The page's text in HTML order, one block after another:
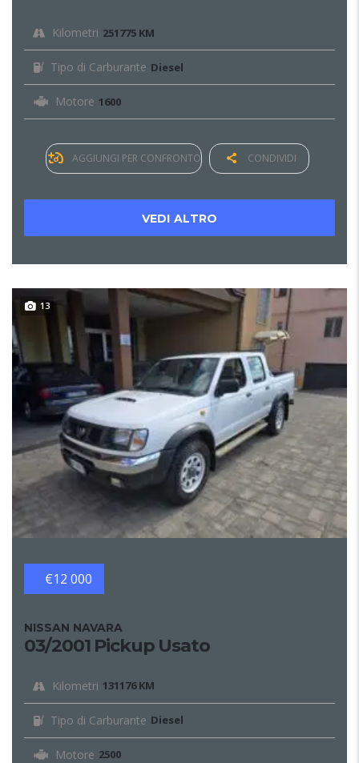
Kilometri 251775 KM
Tipo di Carburante Diesel
Motore 1600
AGGIUNGI PER CONFRONTO CONDIVIDI
VEDI ALTRO
13
€12 000
NISSAN NAVARA
03/2001 Pickup Usato
Kilometri 131176 KM
Tipo di Carburante Diesel
Motore 2500